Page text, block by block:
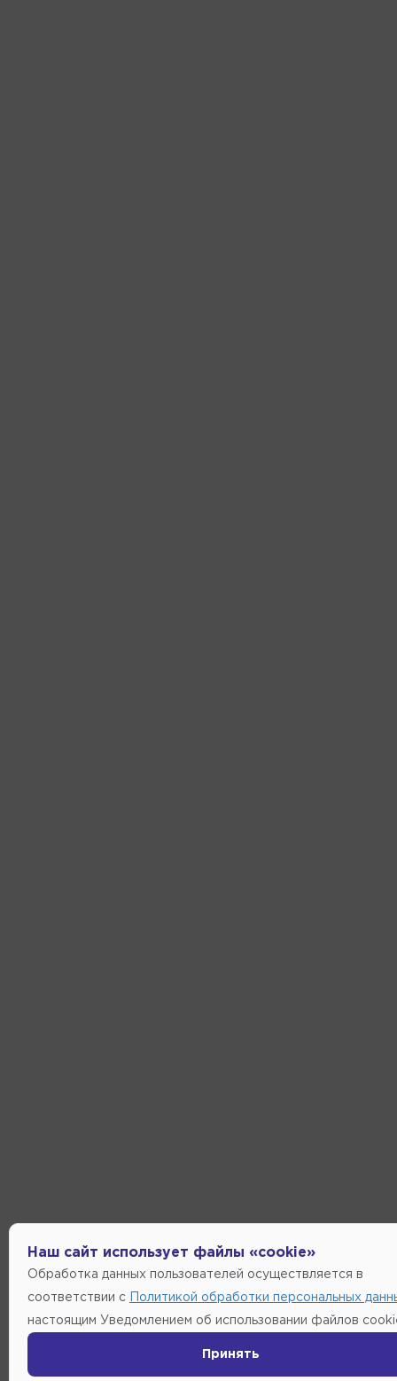
Наш сайт использует файлы «cookie»
Обработка данных пользователей осуществляется в
соответствии с Политикой обработки персональных
настоящим Уведомлением об использовании файлов
Принять